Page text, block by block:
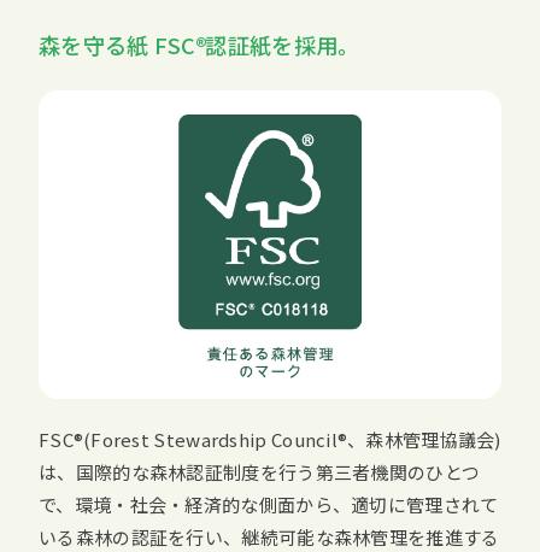
森を守る紙 FSC 認証紙を採用。
FSC (Forest Stewardship Council 、森林管理協議会)
は、国際的な森林認証制度を行う第三者機関のひとつ
で、環境・社会・経済的な側面から、適切に管理されて
いる森林の認証を行い、継続可能な森林管理を推進する